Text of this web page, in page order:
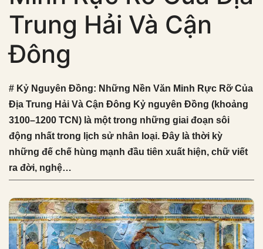
Trung Hải Và Cận
Đông
# Kỷ Nguyên Đồng: Những Nền Văn Minh Rực Rỡ Của
Địa Trung Hải Và Cận Đông Kỷ nguyên Đồng (khoảng
3100–1200 TCN) là một trong những giai đoạn sôi
động nhất trong lịch sử nhân loại. Đây là thời kỳ
những đế chế hùng mạnh đầu tiên xuất hiện, chữ viết
ra đời, nghệ…